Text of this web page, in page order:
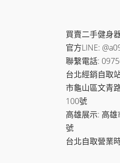
買賣二手健身
官方LINE:
聯繫電話:
台北經銷自取
市龜山區文青
100號
高雄展示: 高
號
台北自取營業